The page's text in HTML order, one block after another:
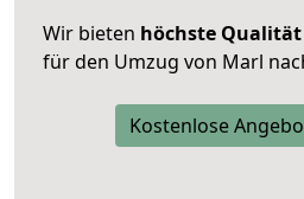
Wir bieten höchste Qualität
für den Umzug von Marl
Kostenlose